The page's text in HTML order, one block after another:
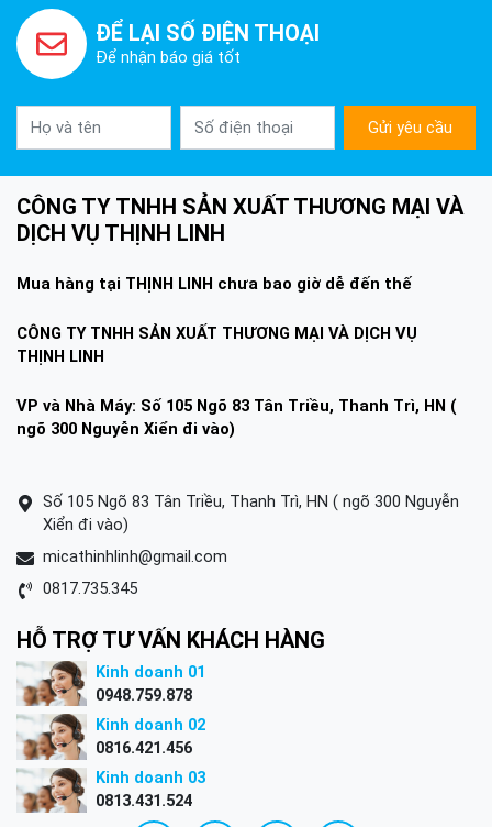
ĐỂ LẠI SỐ ĐIỆN THOẠI
Để nhận báo giá tốt
Gửi yêu cầu
CÔNG TY TNHH SẢN XUẤT THƯƠNG MẠI VÀ
DỊCH VỤ THỊNH LINH
Mua hàng tại THỊNH LINH chưa bao giờ dễ đến thế
CÔNG TY TNHH SẢN XUẤT THƯƠNG MẠI VÀ DỊCH VỤ
THỊNH LINH
VP và Nhà Máy: Số 105 Ngõ 83 Tân Triều, Thanh Trì, HN (
ngõ 300 Nguyễn Xiển đi vào)
Số 105 Ngõ 83 Tân Triều, Thanh Trì, HN ( ngõ 300 Nguyễn
Xiển đi vào)
micathinhlinh@gmail.com
0817.735.345
HỖ TRỢ TƯ VẤN KHÁCH HÀNG
Kinh doanh 01
0948.759.878
Kinh doanh 02
0816.421.456
Kinh doanh 03
0813.431.524